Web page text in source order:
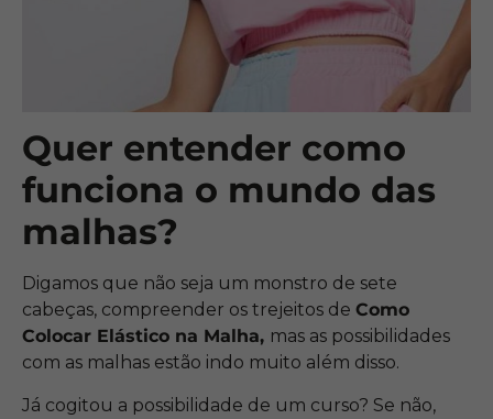
Quer entender como
funciona o mundo das
malhas?
Digamos que não seja um monstro de sete
cabeças, compreender os trejeitos de Como
Colocar Elástico na Malha, mas as possibilidades
com as malhas estão indo muito além disso.
Já cogitou a possibilidade de um curso? Se não,